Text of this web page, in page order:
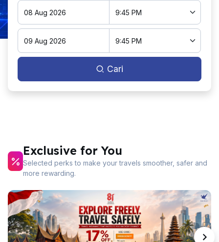
Cari
Exclusive for You
Selected perks to make your travels smoother, safer and
more rewarding.